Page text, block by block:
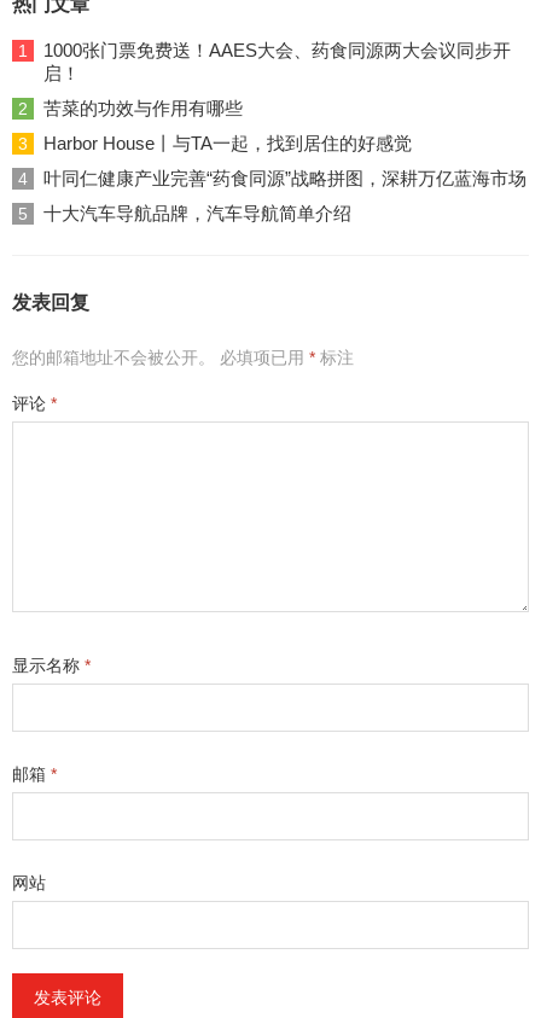
1
1000张门票免费送！AAES大会、药食同源两大会议同步开
启！
2 苦菜的功效与作用有哪些
3 Harbor House丨与TA一起，找到居住的好感觉
4 叶同仁健康产业完善“药食同源”战略拼图，深耕万亿蓝海市场
5 十大汽车导航品牌，汽车导航简单介绍
发表回复
您的邮箱地址不会被公开。 必填项已用 * 标注
评论 *
显示名称 *
邮箱 *
网站